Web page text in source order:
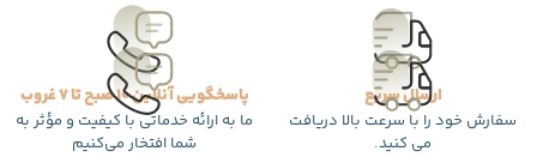
ارسال سریع
سفارش خود را با سرعت بالا دریافت
می کنید.
پاسخگویی آنلاین 10 صبح تا 7 غروب
ما به ارائه خدماتی با کیفیت و مؤثر به
شما افتخار می‌کنیم